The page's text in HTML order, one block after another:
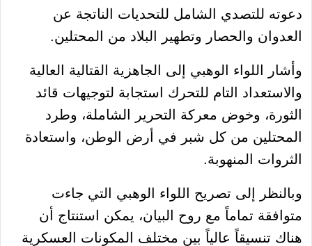
دعوته للتصدي الشامل للتحديات الناتجة عن
العدوان والحصار وتطهير البلاد من المحتلين.
وأشار اللواء الوهبي إلى الجاهزية القتالية العالية
والاستعداد التام للتحرك استجابة لتوجيهات قائد
الثورة، وخوض معركة التحرير الشاملة، وطرد
المحتلين من كل شبر في أرض الوطن، واستعادة
الثروات المنهوبة.
وبالنظر إلى تصريح اللواء الوهبي التي جاءت
متوافقة تماماً مع روح البيان، يمكن استنتاج أن
هناك تنسيقاً عالياً بين مختلف المكونات العسكرية